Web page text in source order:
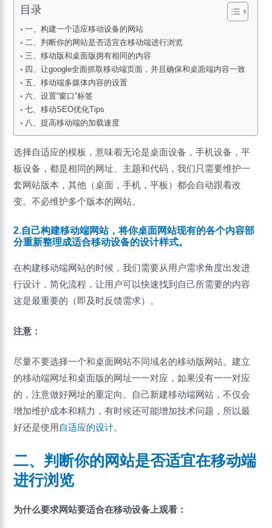
目录
一、构建一个适应移动设备的网站
二、判断你的网站是否适宜在移动端进行浏览
三、移动版和桌面版拥有相同的内容
四、让google全面抓取移动端页面，并且确保和桌面端内容一致
五、移动端多媒体内容的设置
六、设置“窗口”标签
七、移动SEO优化Tips
八、提高移动端的加载速度
选择自适应的模板，意味着无论是桌面设备，手机设备，平
板设备，都是相同的网址、主题和代码，我们只需要维护一
套网站版本，其他（桌面，手机，平板）都会自动跟着改
变。不必维护多个版本的网站。
2.自己构建移动端网站，将你桌面网站现有的各个内容部
分重新整理成适合移动设备的设计样式。
在构建移动端网站的时候，我们需要从用户需求角度出发进
行设计，简化流程，让用户可以快速找到自己所需要的内容
这是最重要的（即及时反馈需求）。
注意：
尽量不要选择一个和桌面网站不同域名的移动版网站。建立
的移动端网址和桌面版的网址一一对应，如果没有一一对应
的，注意做好网址的重定向。自己新建移动端网站，不仅会
增加维护成本和精力，有时候还可能增加技术问题，所以最
好还是使用 自适应的设计。
二、判断你的网站是否适宜在移动端
进行浏览
为什么要求网站要适合在移动设备上观看：